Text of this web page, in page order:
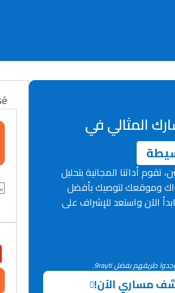
المثالي في
أداتنا المجانية بتحليل
وموقعك لتوصيك بأفضل
ابدأ الآن واستعد للإشراف على
مساري الآن!